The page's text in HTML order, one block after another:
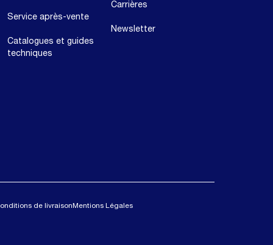
Service après-vente
Catalogues et guides
techniques
Carrières
Newsletter
de livraison Mentions Légales